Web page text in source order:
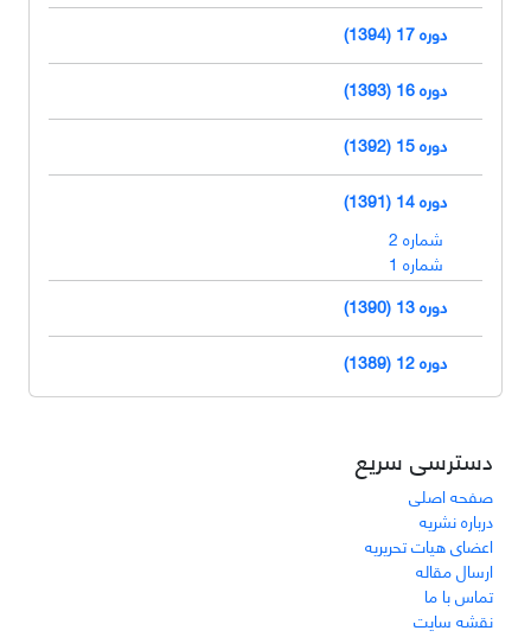
دوره 17 (1394)
دوره 16 (1393)
دوره 15 (1392)
دوره 14 (1391)
شماره 2
شماره 1
دوره 13 (1390)
دوره 12 (1389)
دسترسی سریع
صفحه اصلی
درباره نشریه
اعضای هیات تحریریه
ارسال مقاله
تماس با ما
نقشه سایت